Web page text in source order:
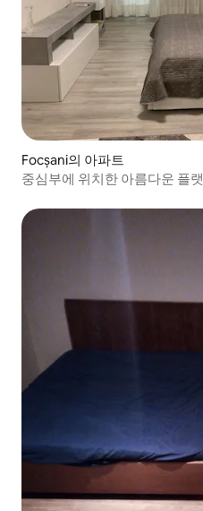
Focșani의 아파트
중심부에 위치한 아름다운 플랫